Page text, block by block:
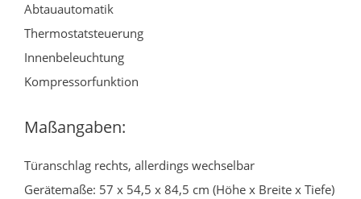
Abtauautomatik
Thermostatsteuerung
Innenbeleuchtung
Kompressorfunktion
Maßangaben:
Türanschlag rechts, allerdings wechselbar
Gerätemaße: 57 x 54,5 x 84,5 cm (Höhe x Breite x Tiefe)